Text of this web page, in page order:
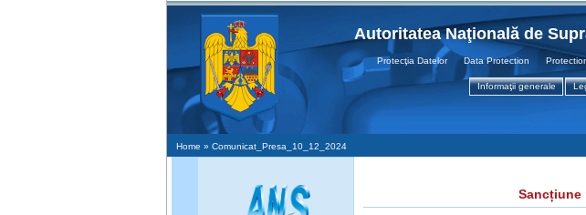
Autoritatea Naţională de
Protecţia Datelor Data Protection Protection des
Informaţii generale
Home » Comunicat_Presa_10_12_2024
Sancțiune